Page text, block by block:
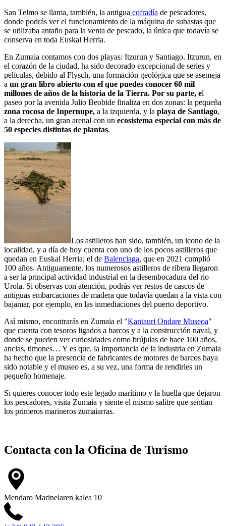
San Telmo se llama, también, la antigua cofradía de pescadores,
donde podrás ver el funcionamiento de la máquina de subastas que
se utilizaba antaño para la venta de pescado, la única que todavía se
conserva en toda Euskal Herria.
En Zumaia contamos con dos playas: Itzurun y Santiago. Itzurun, en
el corazón de la ciudad, ha sido decorado excepcional de series y
películas, debido al Flysch, una formación geológica que se asemeja
a un gran libro abierto con el que puedes conocer 60 mil
millones de años de la historia de la Tierra. Por su parte, el
paseo por la avenida Julio Beobide finaliza en dos zonas: la pequeña
zona rocosa de Inpernupe, a la izquierda, y la playa de Santiago,
a la derecha, un gran arenal con un ecosistema especial con más de
50 especies distintas de plantas.
Los astilleros han sido, también, un icono de la
localidad, y a día de hoy cuenta con uno de los pocos astilleros que
quedan en Euskal Herria; el de Balenciaga, que en 2021 cumplió
100 años. Antiguamente, los numerosos astilleros de ribera llegaron
a ser la principal actividad industrial en la desembocadura del rio
Urola. Si observas con atención, podrás ver restos de cascos de
antiguas embarcaciones de madera que todavía quedan a la vista con
bajamar, por ejemplo, en las inmediaciones del puerto deportivo.
Así mismo, encontrarás en Zumaia el "Kantauri Ondare Museoa"
que cuenta con tesoros ligados a barcos y a la construcción naval, y
donde se pueden ver curiosidades como brújulas de hace 100 años,
anclas, timones… Y es que, la importancia de la industria en Zumaia
ha hecho que la presencia de fabricantes de motores de barcos haya
sido notable y el museo es, a su vez, una forma de rendirles un
pequeño homenaje.
Si quieres conocer todo este legado marítimo y la huella que dejaron
los pescadores, visita Zumaia y siente el mismo salitre que sentían
los primeros marineros zumaiarras.
Contacta con la Oficina de Turismo
Mendaro Marinelaren kalea 10